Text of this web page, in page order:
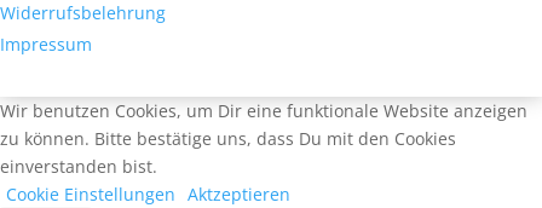
Widerrufsbelehrung
Impressum
Wir benutzen Cookies, um Dir eine funktionale Website anzeigen
zu können. Bitte bestätige uns, dass Du mit den Cookies
einverstanden bist.
Cookie Einstellungen Aktzeptieren